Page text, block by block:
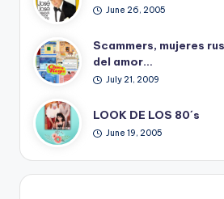
June 26, 2005
Scammers, mujeres
del amor…
July 21, 2009
LOOK DE LOS 80´s
June 19, 2005